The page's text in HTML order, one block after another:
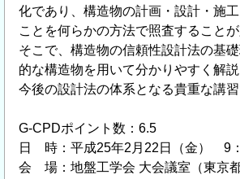
全
性
照
査
ガ
ド
化であり、構造物の計画・設計・施
ことを何らかの方法で照査することが
そこで、構造物の信頼性設計法の基
的な構造物を用いて分かりやすく解説
今後の設計法の体系となる貴重な講
G-CPDポイント数：6.5
日 時：平成25年2月22日（金） 9
会 場：地盤工学会 大会議室（東京